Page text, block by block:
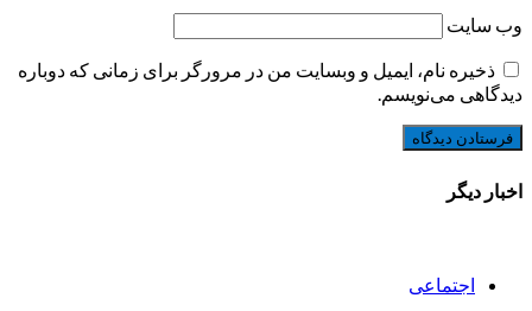
وب‌ سایت
ذخیره نام، ایمیل و وبسایت من در مرورگر برای زمانی که دوباره
دیدگاهی می‌نویسم.
اخبار دیگر
اجتماعی